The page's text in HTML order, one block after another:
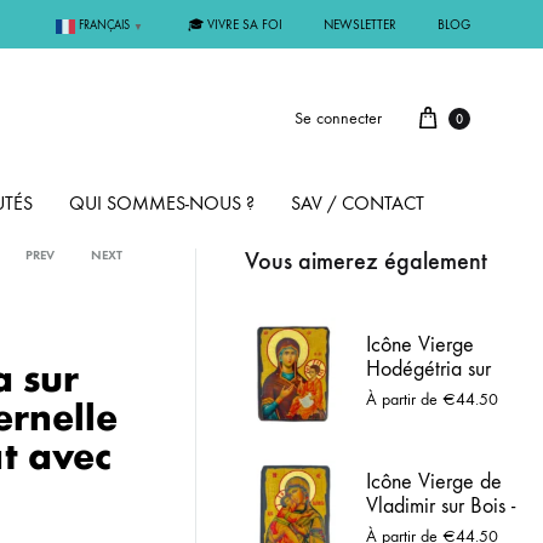
FRANÇAIS ▼ 🎓 VIVRE SA FOI NEWSLETTER BLOG
Se connecter 0
OR
QUI SOMMES-NOUS ? SAV / CONTACT
PREV NEXT
sur
avec
Vous aimerez également
Icône Vierge
Hodégétria sur
Bois - "Celle qui
montre le
avec Sceau (2
tailles)
À partir de €44.50
Icône Vierge de
Vladimir sur Bois -
Modèle de
À partir de €44.50